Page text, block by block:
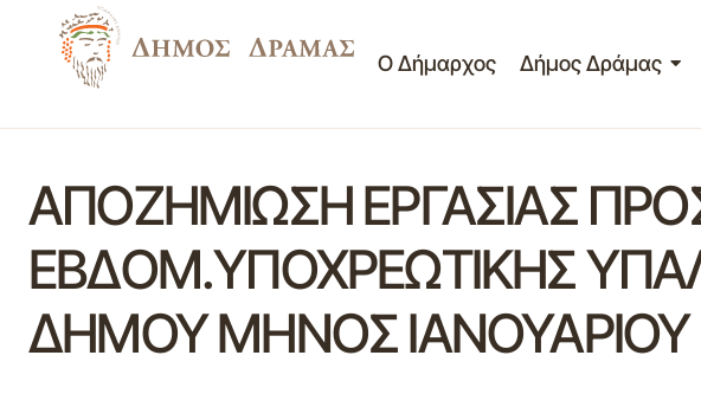
Ο Δήμαρχος Δήμος Δράμας
ΑΠΟΖΗΜΙΩΣΗ ΕΡΓΑΣΙΑΣ
ΕΒΔΟΜ.ΥΠΟΧΡΕΩΤΙΚΗΣ
ΔΗΜΟΥ ΜΗΝΟΣ ΙΑΝΟΥΑΡΙΟΥ